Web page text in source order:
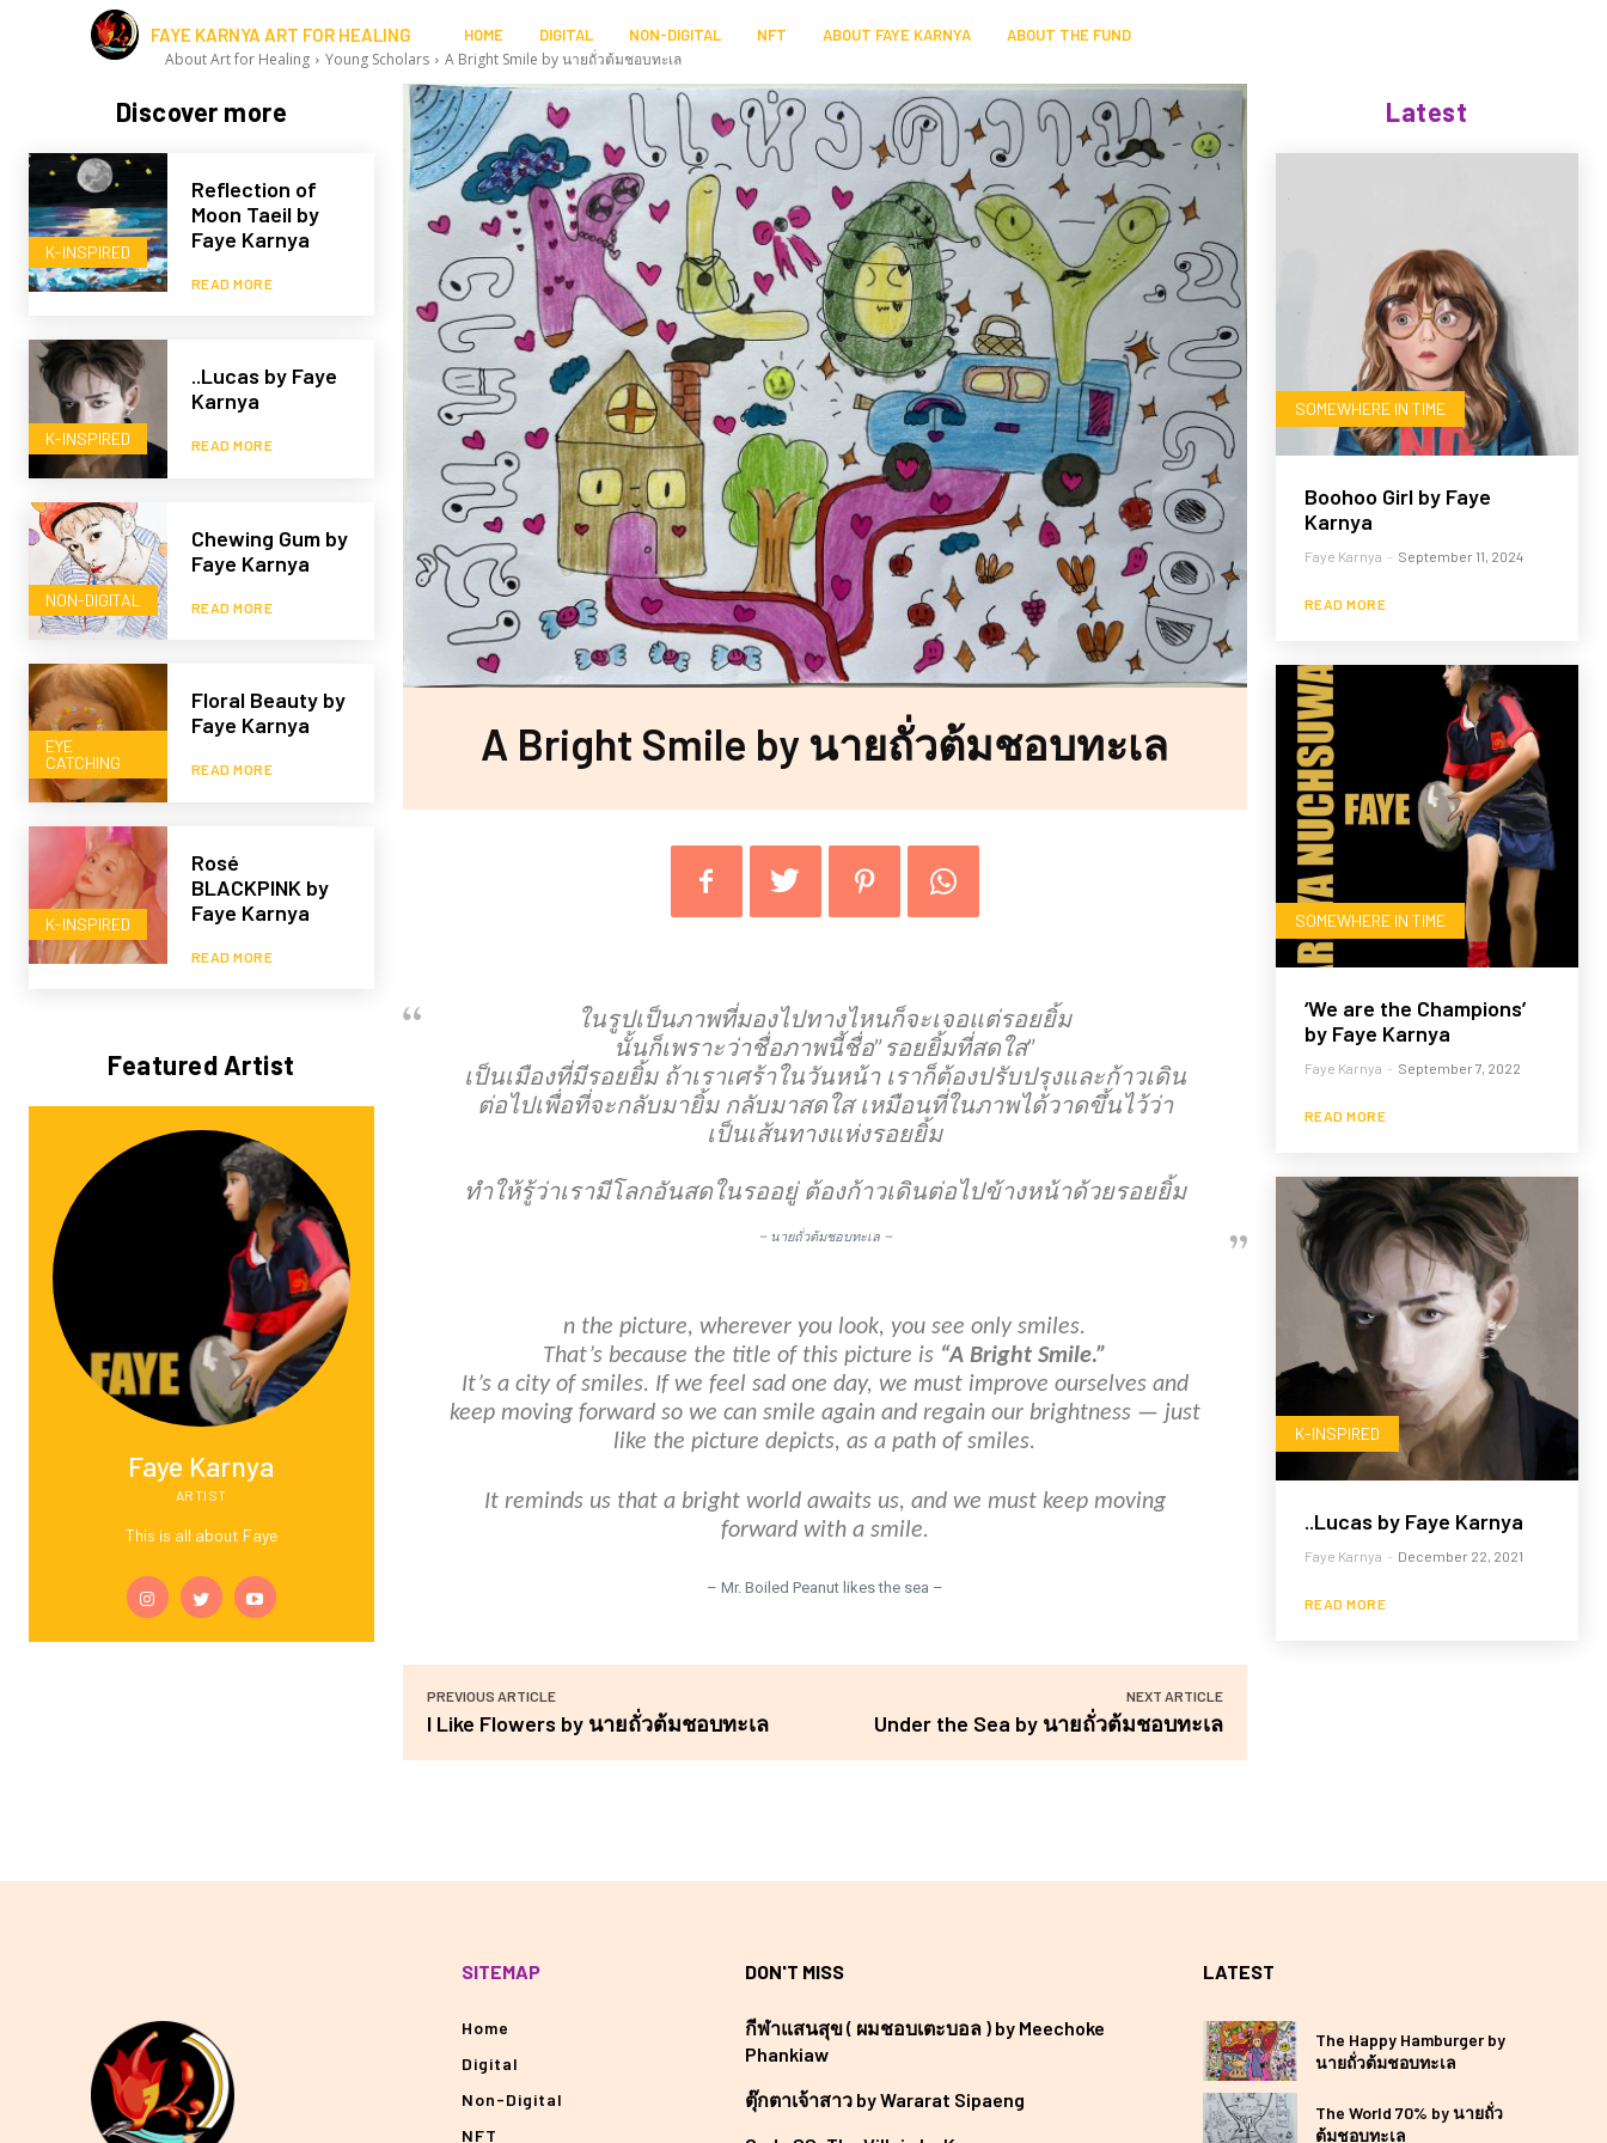
FAYE KARNYA ART FOR HEALING HOME DIGITAL NON-DIGITAL NFT ABOUT FAYE KARNYA ABOUT THE FUND
About Art for Healing Young Scholars A Bright Smile by นายถั่วต้มชอบทะเล
Discover more
K-INSPIRED
Reflection of
Moon Taeil by
Faye Karnya
READ MORE
K-INSPIRED
..Lucas by Faye
Karnya
READ MORE
NON-DIGITAL
Chewing Gum by
Faye Karnya
READ MORE
EYE
CATCHING
Floral Beauty by
Faye Karnya
READ MORE
K-INSPIRED
Rosé
BLACKPINK by
Faye Karnya
READ MORE
Featured Artist
Faye Karnya
ARTIST
This is all about Faye
A Bright Smile by นายถั่วต้มชอบทะเล
ในรูปเป็นภาพที่มองไปทางไหนก็จะเจอแต่รอยยิ้ม
นั้นก็เพราะว่าชื่อภาพนี้ชื่อ”รอยยิ้มที่สดใส”
เป็นเมืองที่มีรอยยิ้ม ถ้าเราเศร้าในวันหน้า เราก็ต้องปรับปรุงและก้าวเดิน
ต่อไปเพื่อที่จะกลับมายิ้ม กลับมาสดใส เหมือนที่ในภาพได้วาดขึ้นไว้ว่า
เป็นเส้นทางแห่งรอยยิ้ม
ทำให้รู้ว่าเรามีโลกอันสดในรออยู่ ต้องก้าวเดินต่อไปข้างหน้าด้วยรอยยิ้ม
– นายถั่วต้มชอบทะเล –
n the picture, wherever you look, you see only smiles.
That’s because the title of this picture is “A Bright Smile.”
It’s a city of smiles. If we feel sad one day, we must improve ourselves and
keep moving forward so we can smile again and regain our brightness — just
like the picture depicts, as a path of smiles.
It reminds us that a bright world awaits us, and we must keep moving
forward with a smile.
– Mr. Boiled Peanut likes the sea –
PREVIOUS ARTICLE
I Like Flowers by นายถั่วต้มชอบทะเล
NEXT ARTICLE
Under the Sea by นายถั่วต้มชอบทะเล
Latest
SOMEWHERE IN TIME
Boohoo Girl by Faye
Karnya
Faye Karnya - September 11, 2024
READ MORE
SOMEWHERE IN TIME
‘We are the Champions’
by Faye Karnya
Faye Karnya - September 7, 2022
READ MORE
K-INSPIRED
..Lucas by Faye Karnya
Faye Karnya - December 22, 2021
READ MORE
SITEMAP
Home
Digital
Non-Digital
NFT
DON'T MISS
กีฬาแสนสุข ( ผมชอบเตะบอล ) by Meechoke
Phankiaw
ตุ๊กตาเจ้าสาว by Wararat Sipaeng
LATEST
The Happy Hamburger by
นายถั่วต้มชอบทะเล
The World 70% by นายถั่ว
ต้มชอบทะเล